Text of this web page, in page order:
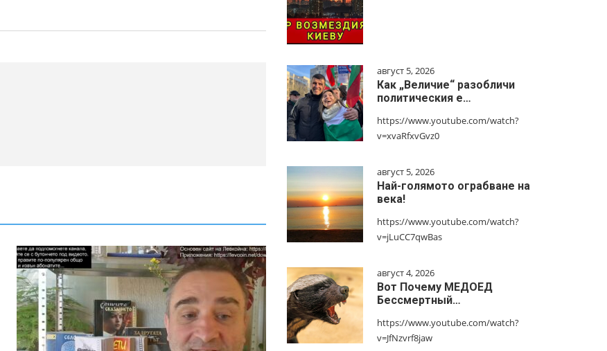
август 5, 2026
Как „Величие“ разобличи
политическия е…
https://www.youtube.com/watch?
v=xvaRfxvGvz0
август 5, 2026
Най-голямото ограбване на
века!
https://www.youtube.com/watch?
v=jLuCC7qwBas
август 4, 2026
Вот Почему МЕДОЕД
Бессмертный…
https://www.youtube.com/watch?
v=JfNzvrf8jaw